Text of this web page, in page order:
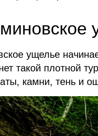
ущелье
такой плотной
камни, тень и